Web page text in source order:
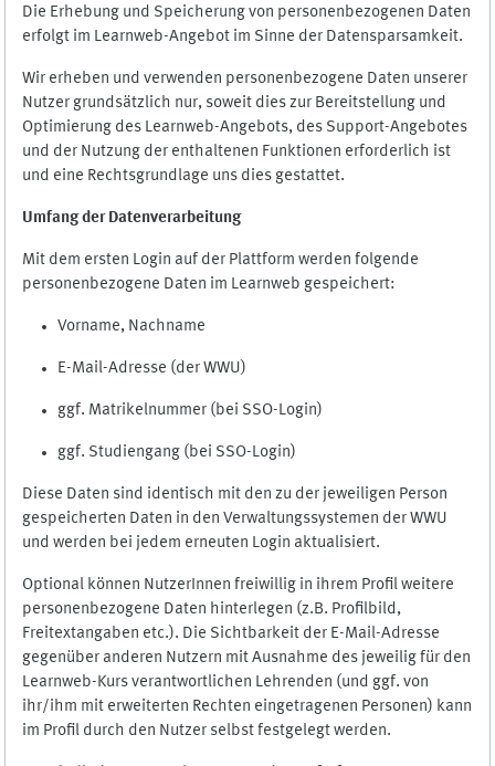
Die Erhebung und Speicherung von personenbezogenen Daten
erfolgt im Learnweb-Angebot im Sinne der Datensparsamkeit.
Wir erheben und verwenden personenbezogene Daten unserer
Nutzer grundsätzlich nur, soweit dies zur Bereitstellung und
Optimierung des Learnweb-Angebots, des Support-Angebotes
und der Nutzung der enthaltenen Funktionen erforderlich ist
und eine Rechtsgrundlage uns dies gestattet.
Umfang der Datenverarbeitung
Mit dem ersten Login auf der Plattform werden folgende
personenbezogene Daten im Learnweb gespeichert:
Vorname, Nachname
E-Mail-Adresse (der WWU)
ggf. Matrikelnummer (bei SSO-Login)
ggf. Studiengang (bei SSO-Login)
Diese Daten sind identisch mit den zu der jeweiligen Person
gespeicherten Daten in den Verwaltungssystemen der WWU
und werden bei jedem erneuten Login aktualisiert.
Optional können NutzerInnen freiwillig in ihrem Profil weitere
personenbezogene Daten hinterlegen (z.B. Profilbild,
Freitextangaben etc.). Die Sichtbarkeit der E-Mail-Adresse
gegenüber anderen Nutzern mit Ausnahme des jeweilig für den
Learnweb-Kurs verantwortlichen Lehrenden (und ggf. von
ihr/ihm mit erweiterten Rechten eingetragenen Personen) kann
im Profil durch den Nutzer selbst festgelegt werden.